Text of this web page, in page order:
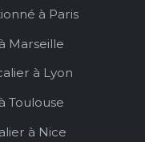
à Paris
Marseille
à Lyon
Toulouse
à Nice